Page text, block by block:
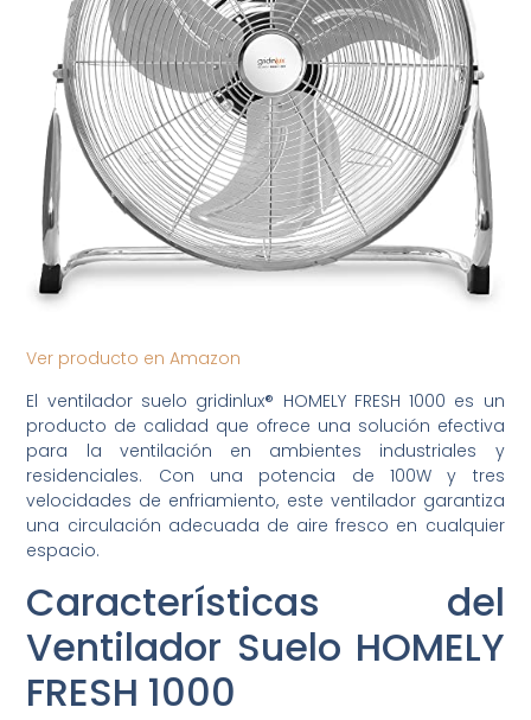
Ver producto en Amazon
El ventilador suelo gridinlux® HOMELY FRESH 1000 es un
producto de calidad que ofrece una solución efectiva
para la ventilación en ambientes industriales y
residenciales. Con una potencia de 100W y tres
velocidades de enfriamiento, este ventilador garantiza
una circulación adecuada de aire fresco en cualquier
espacio.
Características del
Ventilador Suelo HOMELY
FRESH 1000